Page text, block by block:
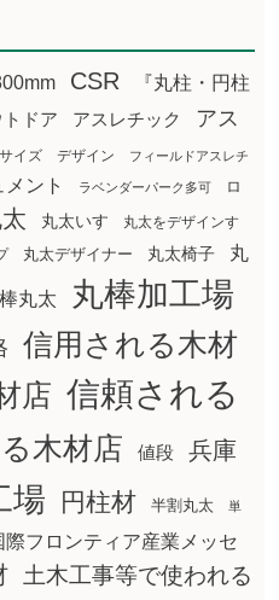
CSR
『丸柱・円柱
トドア アスレチック
アス
サイズ デザイン フィールドアスレチ
ント ラベンダーパーク多可
ロ
丸太いす
丸太をデザインす
丸太デザイナー 丸太椅子 丸
丸太 丸棒加工場
信用される木材
店 信頼される
木材店 値段
兵庫
場 円柱材 半割丸太 単
際フロンティア産業メッセ
土木工事等で使われる